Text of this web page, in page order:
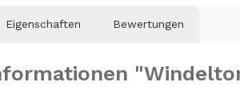
Eigenschaften Bewertungen